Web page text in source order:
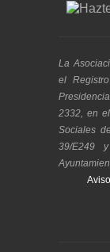
La
el
2332, en
Sociales
39/E249